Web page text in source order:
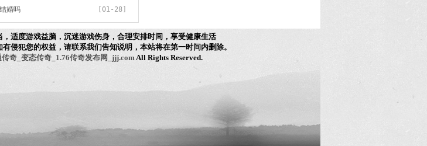
[01-28]
婚吗
适度游戏益脑，沉迷游戏伤身，合理安排时间，享受健康生活
侵犯您的权益，请联系我们告知说明，本站将在第一时间内删除。
奇_变态传奇_1.76传奇发布网_jjj.comAll Rights Reserved.